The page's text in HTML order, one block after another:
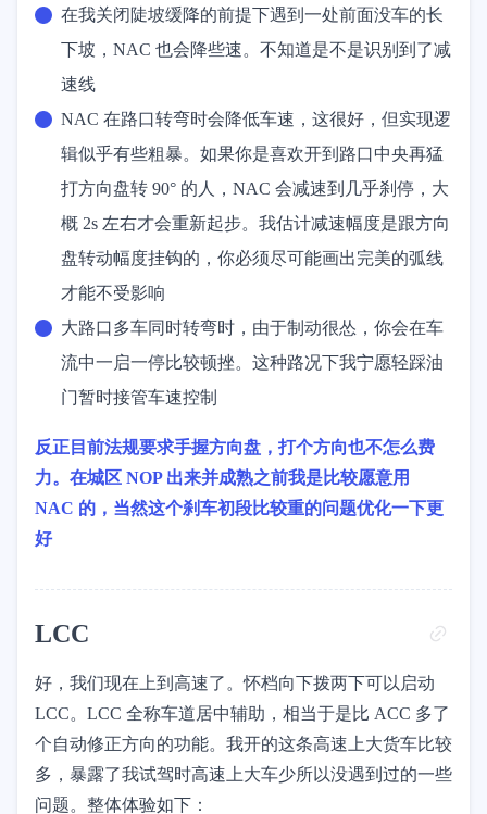
在我关闭陡坡缓降的前提下遇到一处前面没车的长
下坡，NAC 也会降些速。不知道是不是识别到了减
速线
NAC 在路口转弯时会降低车速，这很好，但实现逻
辑似乎有些粗暴。如果你是喜欢开到路口中央再猛
打方向盘转 90° 的人，NAC 会减速到几乎刹停，大
概 2s 左右才会重新起步。我估计减速幅度是跟方向
盘转动幅度挂钩的，你必须尽可能画出完美的弧线
才能不受影响
大路口多车同时转弯时，由于制动很怂，你会在车
流中一启一停比较顿挫。这种路况下我宁愿轻踩油
门暂时接管车速控制
反正目前法规要求手握方向盘，打个方向也不怎么费
力。在城区 NOP 出来并成熟之前我是比较愿意用
NAC 的，当然这个刹车初段比较重的问题优化一下更
好
LCC
好，我们现在上到高速了。怀档向下拨两下可以启动
LCC。LCC 全称车道居中辅助，相当于是比 ACC 多了
个自动修正方向的功能。我开的这条高速上大货车比较
多，暴露了我试驾时高速上大车少所以没遇到过的一些
问题。整体体验如下：